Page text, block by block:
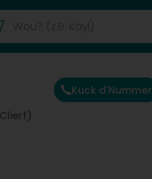
Kuck d'Nummer